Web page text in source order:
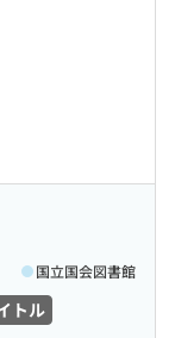
トル
国立国会図書館